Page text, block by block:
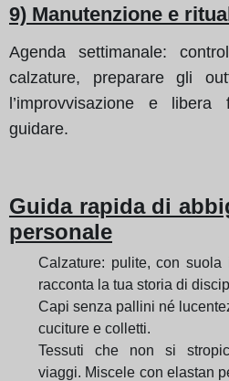
9) Manutenzione e
Agenda settimanale:
calzature, preparare gli
l’improvvisazione e
guidare.
Guida rapida di
personale
Calzature: pulite, con
racconta la tua storia di
Capi senza pallini né
cuciture e colletti.
Tessuti che non si
viaggi. Miscele con elastan